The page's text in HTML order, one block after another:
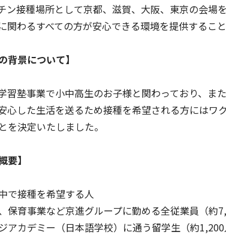
ン接種場所として京都、滋賀、大阪、東京の会
関わるすべての方が安心できる環境を提供するこ
背景について】
習塾事業で小中高生のお子様と関わっており、ま
心した生活を送るため接種を希望される方には
を決定いたしました。
要】
で接種を希望する人
保育事業など京進グループに勤める全従業員（約
アカデミー（日本語学校）に通う留学生（約1,200